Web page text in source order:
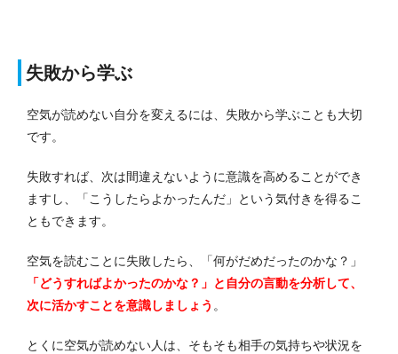
失敗から学ぶ
空気が読めない自分を変えるには、失敗から学ぶことも大切
です。
失敗すれば、次は間違えないように意識を高めることができ
ますし、「こうしたらよかったんだ」という気付きを得るこ
ともできます。
空気を読むことに失敗したら、「何がだめだったのかな？」
「どうすればよかったのかな？」と自分の言動を分析して、
次に活かすことを意識しましょう 。
とくに空気が読めない人は、そもそも相手の気持ちや状況を